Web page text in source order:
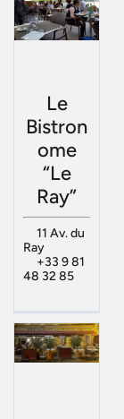
Le
Bistron
ome
“Le
Ray”
11 Av. du
Ray
+33 9 81
48 32 85